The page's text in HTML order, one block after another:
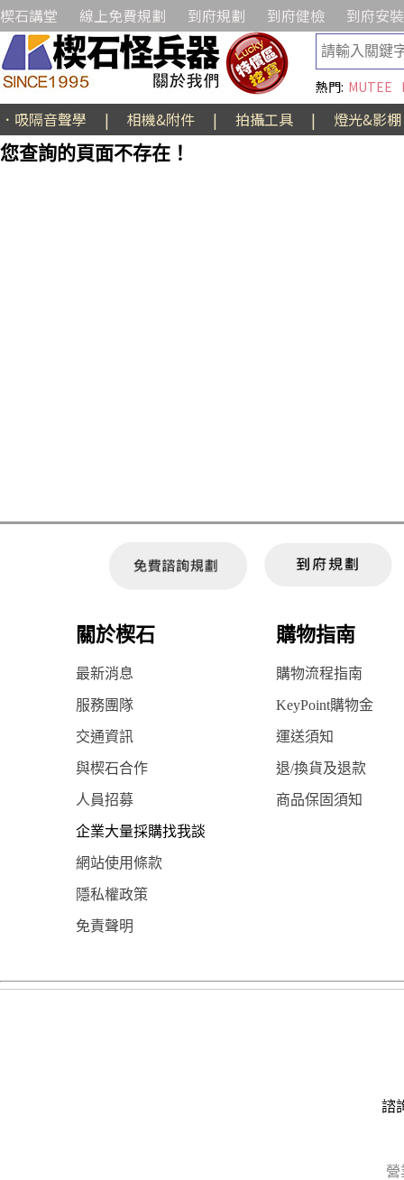
楔石講堂 線上免費規劃 到府規劃 到府健檢 到府安裝
熱門: MUTEE
．吸隔音聲學 | 相機&附件 | 拍攝工具 |
燈光&影棚
您查詢的頁面不存在！
關於楔石 購物指南
最新消息 購物流程指南
服務團隊 KeyPoint購物金
交通資訊 運送須知
與楔石合作 退/換貨及退款
人員招募 商品保固須知
企業大量採購找我談
網站使用條款
隱私權政策
免責聲明
諮
營